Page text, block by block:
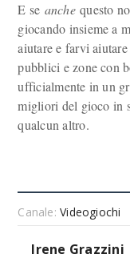
E se anchequesto
giocando insieme a
aiutare e farvi
pubblici e zone con
ufficialmente in un
migliori del gioco in
qualcun altro.
Canale:Videogiochi
Irene Grazzini